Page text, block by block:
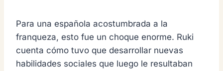
Para una española acostumbrada a la
franqueza, esto fue un choque enorme. Ruki
cuenta cómo tuvo que desarrollar nuevas
habilidades sociales que luego le resultaban